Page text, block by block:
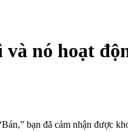
và nó hoạt
bạn đã cảm nhận được